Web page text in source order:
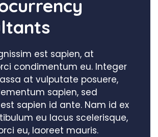
est sapien, at
condimentum eu. Integer
at vulputate posuere,
sapien, sed
sapien id ante. Nam id ex
eu lacus scelerisque,
eu, laoreet mauris.